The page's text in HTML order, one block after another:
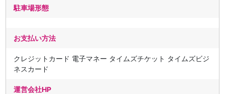
駐車場形態
お支払い方法
クレジットカード 電子マネー タイムズチケット タイムズビジ
ネスカード
運営会社HP